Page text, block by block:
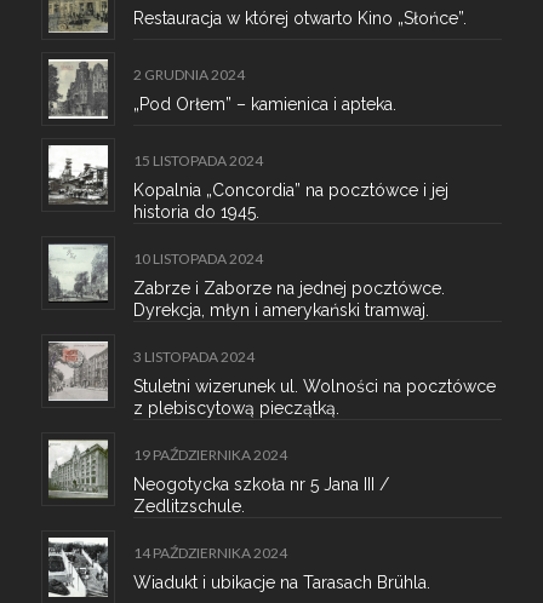
Restauracja w której otwarto Kino „Słońce”.
2 GRUDNIA 2024
„Pod Orłem” – kamienica i apteka.
15 LISTOPADA 2024
Kopalnia „Concordia” na pocztówce i jej
historia do 1945.
10 LISTOPADA 2024
Zabrze i Zaborze na jednej pocztówce.
Dyrekcja, młyn i amerykański tramwaj.
3 LISTOPADA 2024
Stuletni wizerunek ul. Wolności na pocztówce
z plebiscytową pieczątką.
19 PAŹDZIERNIKA 2024
Neogotycka szkoła nr 5 Jana III /
Zedlitzschule.
14 PAŹDZIERNIKA 2024
Wiadukt i ubikacje na Tarasach Brühla.